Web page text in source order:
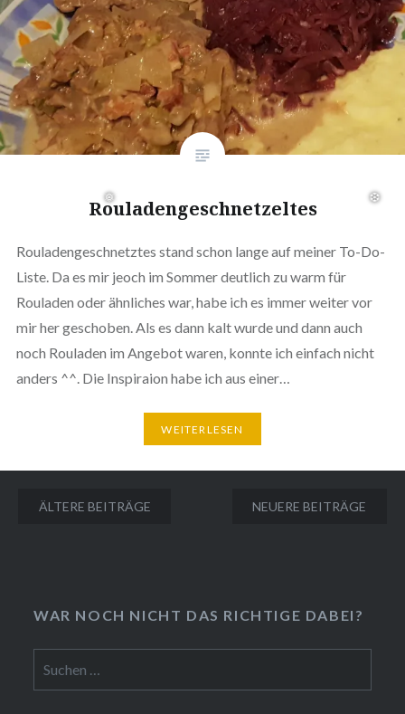
Rouladengeschnetzeltes
Rouladengeschnetztes stand schon lange auf meiner To-Do-
Liste. Da es mir jeoch im Sommer deutlich zu warm für
Rouladen oder ähnliches war, habe ich es immer weiter vor
mir her geschoben. Als es dann kalt wurde und dann auch
noch Rouladen im Angebot waren, konnte ich einfach nicht
anders ^^. Die Inspiraion habe ich aus einer…
WEITERLESEN
Beitragsnavigation
ÄLTERE BEITRÄGE NEUERE BEITRÄGE
WAR NOCH NICHT DAS RICHTIGE DABEI?
nach: